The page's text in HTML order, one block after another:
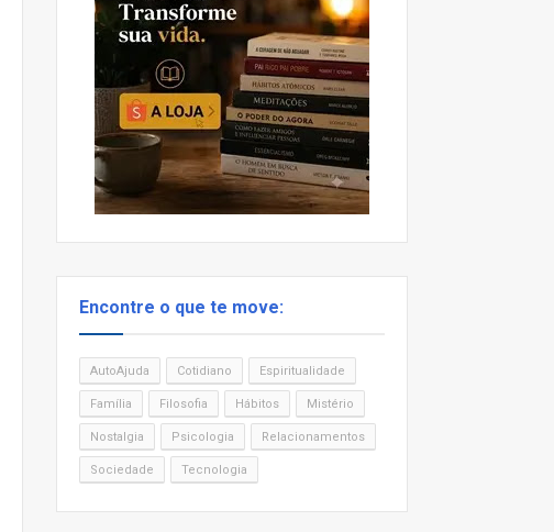
Encontre o que te move:
AutoAjuda Cotidiano Espiritualidade
Família Filosofia Hábitos Mistério
Nostalgia Psicologia Relacionamentos
Sociedade Tecnologia